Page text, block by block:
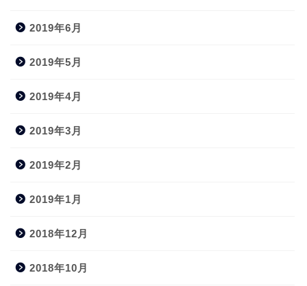
2019年6月
2019年5月
2019年4月
2019年3月
2019年2月
2019年1月
2018年12月
2018年10月